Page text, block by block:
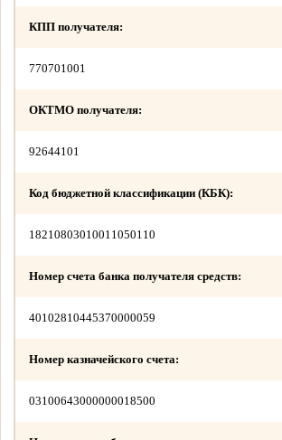
КПП получателя:
770701001
ОКТМО получателя:
92644101
Код бюджетной классификации (КБК):
18210803010011050110
Номер счета банка получателя средств:
40102810445370000059
Номер казначейского счета:
03100643000000018500